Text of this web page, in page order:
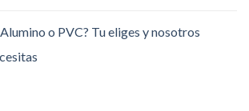
o PVC? Tu eliges y nosotros